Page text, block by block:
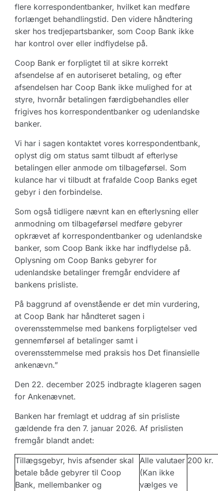
flere korrespondentbanker, hvilket kan medføre
forlænget behandlingstid. Den videre håndtering
sker hos tredjepartsbanker, som Coop Bank ikke
har kontrol over eller indflydelse på.
Coop Bank er forpligtet til at sikre korrekt
afsendelse af en autoriseret betaling, og efter
afsendelsen har Coop Bank ikke mulighed for at
styre, hvornår betalingen færdigbehandles eller
frigives hos korrespondentbanker og udenlandske
banker.
Vi har i sagen kontaktet vores korrespondentbank,
oplyst dig om status samt tilbudt af efterlyse
betalingen eller anmode om tilbageførsel. Som
kulance har vi tilbudt at frafalde Coop Banks eget
gebyr i den forbindelse.
Som også tidligere nævnt kan en efterlysning eller
anmodning om tilbageførsel medføre gebyrer
opkrævet af korrespondentbanker og udenlandske
banker, som Coop Bank ikke har indflydelse på.
Oplysning om Coop Banks gebyrer for
udenlandske betalinger fremgår endvidere af
bankens prisliste.
På baggrund af ovenstående er det min vurdering,
at Coop Bank har håndteret sagen i
overensstemmelse med bankens forpligtelser ved
gennemførsel af betalinger samt i
overensstemmelse med praksis hos Det finansielle
ankenævn.”
Den 22. december 2025 indbragte klageren sagen
for Ankenævnet.
Banken har fremlagt et uddrag af sin prisliste
gældende fra den 7. januar 2026. Af prislisten
fremgår blandt andet:
Tillægsgebyr, hvis afsender skal
betale både gebyrer til Coop
Bank, mellembanker og
Alle valutaer
(Kan ikke
vælges ve
200 kr.